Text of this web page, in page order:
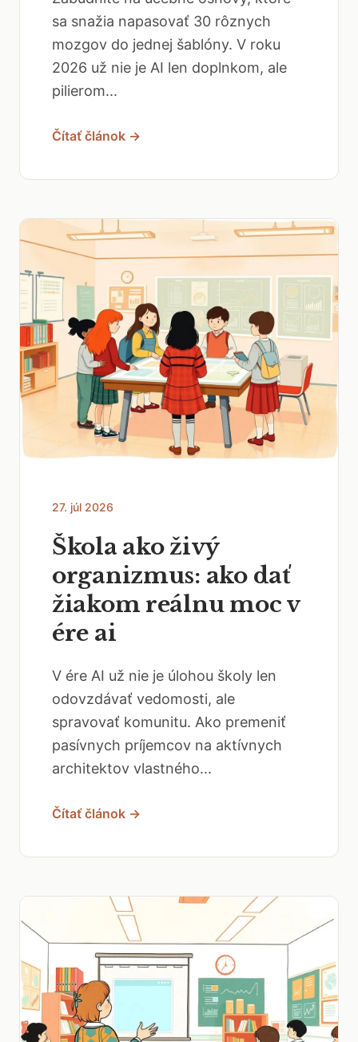
sa snažia napasovať 30 rôznych
mozgov do jednej šablóny. V roku
2026 už nie je AI len doplnkom, ale
pilierom...
Čítať článok →
27. júl 2026
Škola ako živý
organizmus: ako dať
žiakom reálnu moc v
ére ai
V ére AI už nie je úlohou školy len
odovzdávať vedomosti, ale
spravovať komunitu. Ako premeniť
pasívnych príjemcov na aktívnych
architektov vlastného...
Čítať článok →